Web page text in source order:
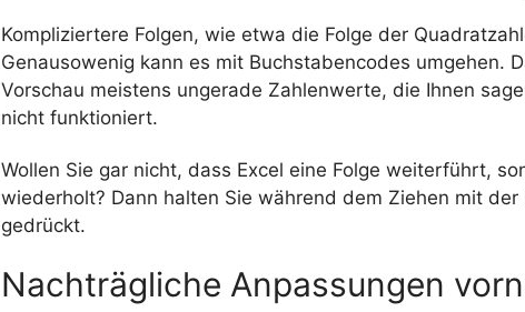
Kompliziertere Folgen, wie etwa die Folge der
Genausowenig kann es mit Buchstabencodes umgehen.
Vorschau meistens ungerade Zahlenwerte, die Ihnen
nicht funktioniert.
Wollen Sie gar nicht, dass Excel eine Folge weiterführt,
wiederholt? Dann halten Sie während dem Ziehen mit der
gedrückt.
Nachträgliche Anpassungen